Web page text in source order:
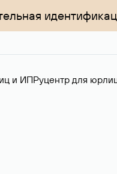
и ИПРуцентр для